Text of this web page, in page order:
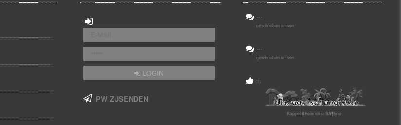
LOGIN
PW ZUSENDEN
...
geschrieben am von
...
geschrieben am von
(1)
Kappel II Heinrich u. SÃ¶hne